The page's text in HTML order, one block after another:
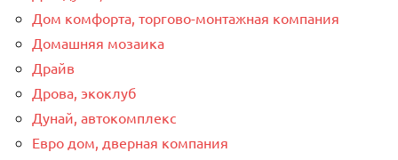
Дом комфорта, торгово-монтажная компания
Домашняя мозаика
Драйв
Дрова, экоклуб
Дунай, автокомплекс
Евро дом, дверная компания